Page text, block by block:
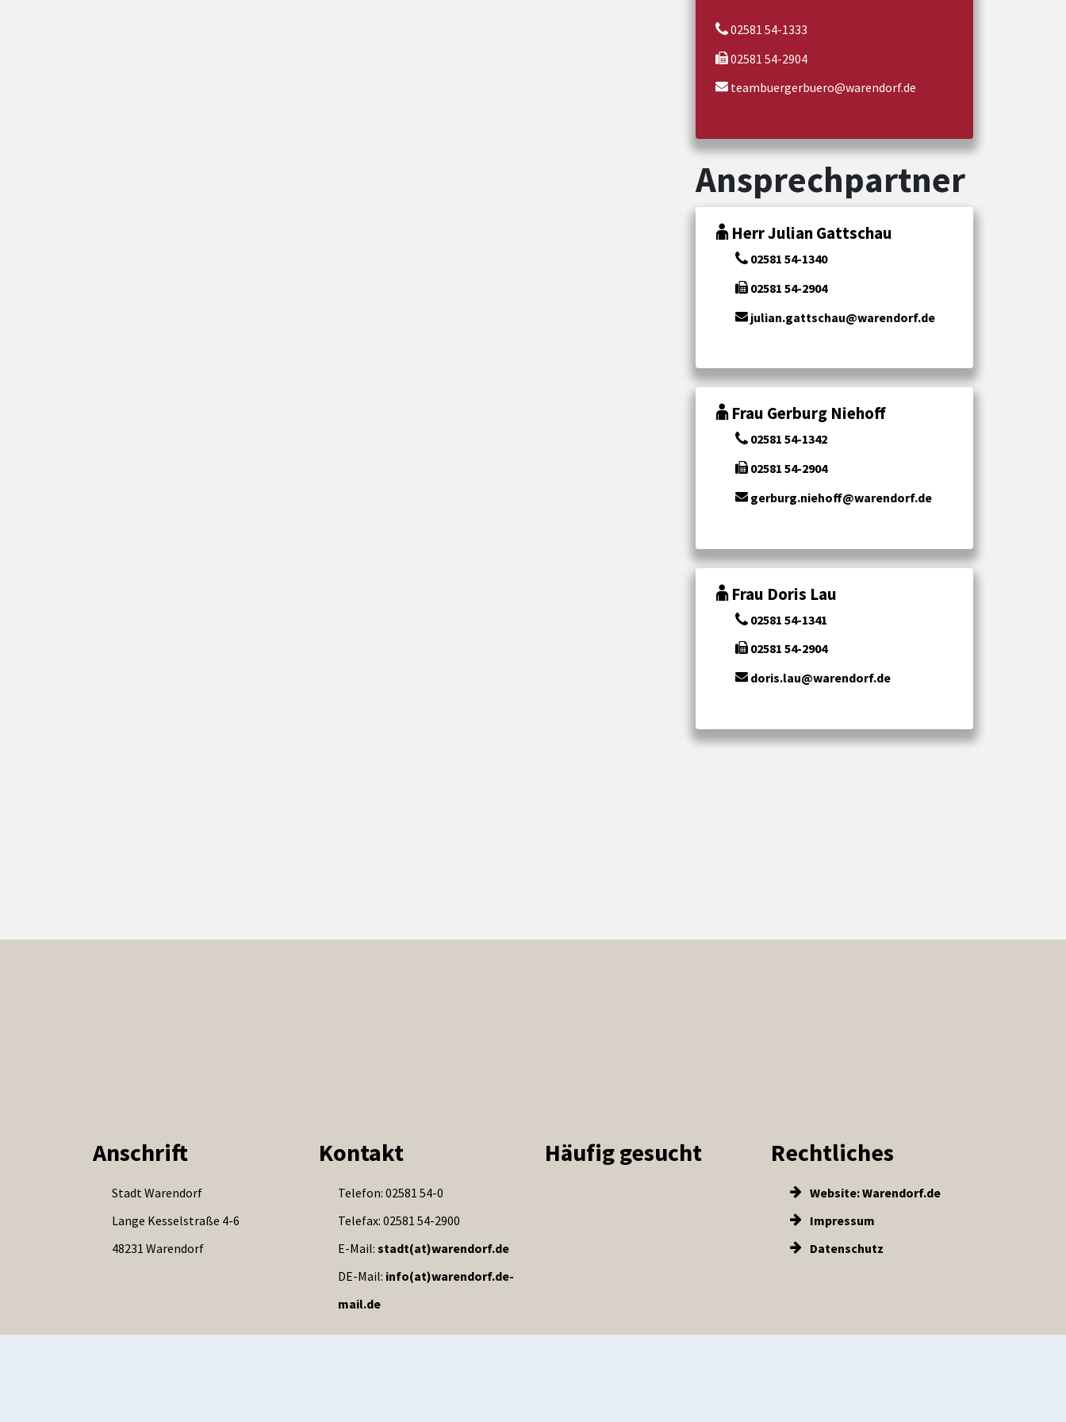
02581 54-1333
02581 54-2904
teambuergerbuero@warendorf.de
Ansprechpartner
Herr Julian Gattschau
02581 54-1340
02581 54-2904
julian.gattschau@warendorf.de
Frau Gerburg Niehoff
02581 54-1342
02581 54-2904
gerburg.niehoff@warendorf.de
Frau Doris Lau
02581 54-1341
02581 54-2904
doris.lau@warendorf.de
Anschrift
Stadt Warendorf
Lange Kesselstraße 4-6
48231 Warendorf
Kontakt
Telefon: 02581 54-0
Telefax: 02581 54-2900
E-Mail: stadt(at)warendorf.de
DE-Mail: info(at)warendorf.de-
mail.de
Häufig gesucht Rechtliches
Website: Warendorf.de
Impressum
Datenschutz